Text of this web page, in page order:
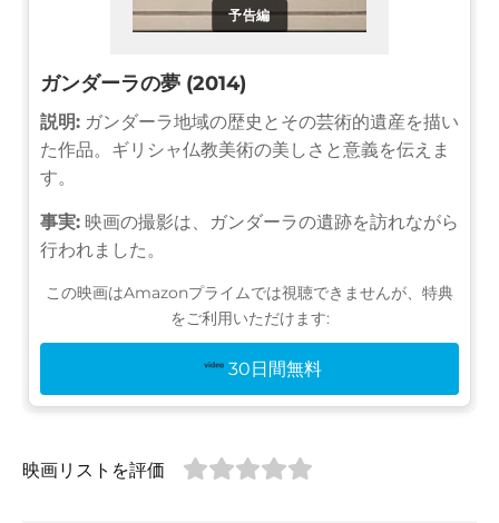
予告編
ガンダーラの夢 (2014)
説明: ガンダーラ地域の歴史とその芸術的遺産を描い
た作品。ギリシャ仏教美術の美しさと意義を伝えま
す。
事実: 映画の撮影は、ガンダーラの遺跡を訪れながら
行われました。
この映画はAmazonプライムでは視聴できませんが、特典
をご利用いただけます:
30日間無料
映画リストを評価